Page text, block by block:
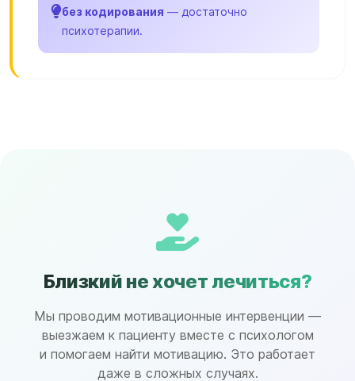
без кодирования — достаточно
психотерапии.
Близкий не хочет лечиться?
Мы проводим мотивационные интервенции —
выезжаем к пациенту вместе с психологом
и помогаем найти мотивацию. Это работает
даже в сложных случаях.